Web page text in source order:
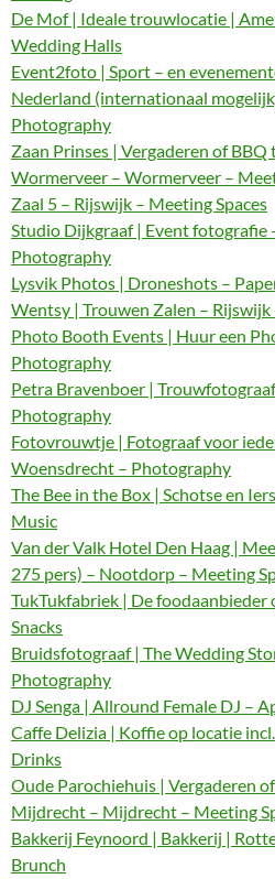
De Mof | Ideale trouwlocatie |
Wedding Halls
Event2foto | Sport – en
Nederland (internationaal
Photography
Zaan Prinses | Vergaderen of BBQ
Wormerveer – Wormerveer –
Zaal 5 – Rijswijk – Meeting Spaces
Studio Dijkgraaf | Event fotografie
Photography
Lysvik Photos | Droneshots –
Wentsy | Trouwen Zalen –
Photo Booth Events | Huur een
Photography
Petra Bravenboer |
Photography
Fotovrouwtje | Fotograaf voor
Woensdrecht – Photography
The Bee in the Box | Schotse en
Music
Van der Valk Hotel Den Haag |
275 pers) – Nootdorp – Meeting
TukTukfabriek | De foodaanbieder
Snacks
Bruidsfotograaf | The Wedding
Photography
DJ Senga | Allround Female DJ –
Caffe Delizia | Koffie op locatie
Drinks
Oude Parochiehuis | Vergaderen
Mijdrecht – Mijdrecht – Meeting
Bakkerij Feynoord | Bakkerij |
Brunch